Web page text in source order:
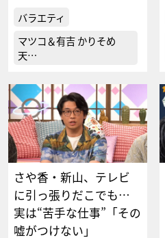
バラエティ
マツコ＆有吉 かりそめ
天…
さや香・新山、テレビ
に引っ張りだこでも…
実は“苦手な仕事”「その
嘘がつけない」